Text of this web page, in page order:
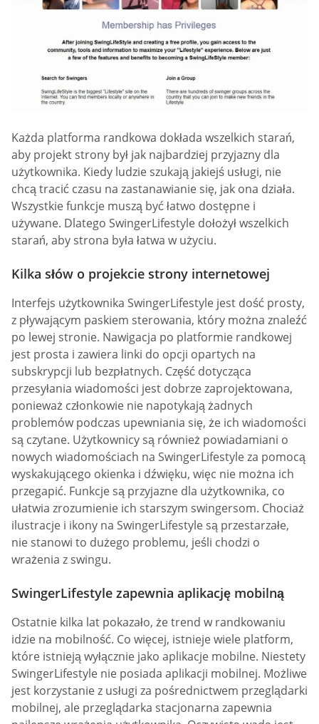
Każda platforma randkowa dokłada wszelkich starań,
aby projekt strony był jak najbardziej przyjazny dla
użytkownika. Kiedy ludzie szukają jakiejś usługi, nie
chcą tracić czasu na zastanawianie się, jak ona działa.
Wszystkie funkcje muszą być łatwo dostępne i
używane. Dlatego SwingerLifestyle dołożył wszelkich
starań, aby strona była łatwa w użyciu.
Kilka słów o projekcie strony internetowej
Interfejs użytkownika SwingerLifestyle jest dość prosty,
z pływającym paskiem sterowania, który można znaleźć
po lewej stronie. Nawigacja po platformie randkowej
jest prosta i zawiera linki do opcji opartych na
subskrypcji lub bezpłatnych. Część dotycząca
przesyłania wiadomości jest dobrze zaprojektowana,
ponieważ członkowie nie napotykają żadnych
problemów podczas upewniania się, że ich wiadomości
są czytane. Użytkownicy są również powiadamiani o
nowych wiadomościach na SwingerLifestyle za pomocą
wyskakującego okienka i dźwięku, więc nie można ich
przegapić. Funkcje są przyjazne dla użytkownika, co
ułatwia zrozumienie ich starszym swingersom. Chociaż
ilustracje i ikony na SwingerLifestyle są przestarzałe,
nie stanowi to dużego problemu, jeśli chodzi o
wrażenia z swingu.
SwingerLifestyle zapewnia aplikację mobilną
Ostatnie kilka lat pokazało, że trend w randkowaniu
idzie na mobilność. Co więcej, istnieje wiele platform,
które istnieją wyłącznie jako aplikacje mobilne. Niestety
SwingerLifestyle nie posiada aplikacji mobilnej. Możliwe
jest korzystanie z usługi za pośrednictwem przeglądarki
mobilnej, ale przeglądarka stacjonarna zapewnia